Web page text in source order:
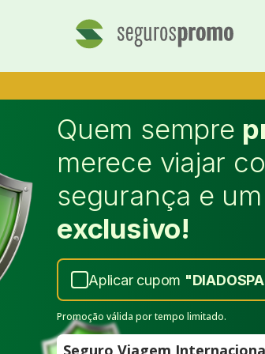
Quem sempre
merece viajar
segurança e um
exclusivo!
Aplicar cupom "
Promoção válida por tempo limitado.
Seguro Viagem